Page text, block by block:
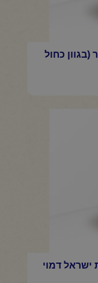
(בגוון כחול
ישראל דמוי